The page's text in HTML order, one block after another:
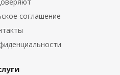
соглашение